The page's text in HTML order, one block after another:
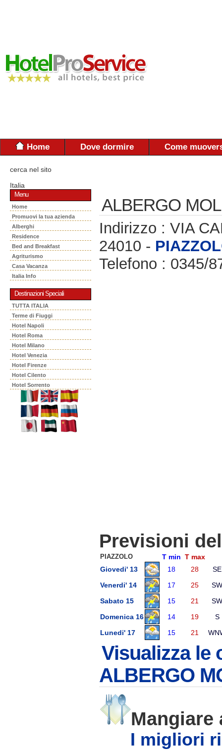
Home Dove dormire Come
cerca nel sito
Italia
Menu
Home
Promuovi la tua azienda
Alberghi
Residence
Bed and Breakfast
Agriturismo
Casa Vacanza
Italia Info
Destinazioni Speciali
TUTTA ITALIA
Terme di Fiuggi
Hotel Napoli
Hotel Roma
Hotel Milano
Hotel Venezia
Hotel Firenze
Hotel Cilento
Hotel Sorrento
ALBERGO
Indirizzo : VIA
24010 -
Telefono : 0345/
Previsioni
PIAZZOLO T min T max
Giovedi' 13
18 28
SE
Venerdi' 14
17 25
SW
Sabato 15
15 21
SW
Domenica 16
14 19
S
Lunedi' 17
15 21
Visualizza le
ALBERGO
Mangiare
I migliori